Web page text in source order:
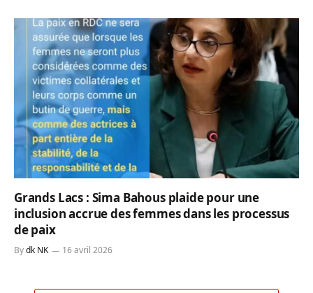
Grands Lacs : Sima Bahous plaide pour une
inclusion accrue des femmes dans les processus
de paix
Bydk NK 16 avril 2026